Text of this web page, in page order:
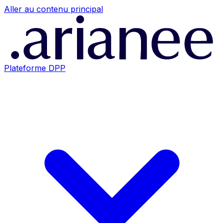
Aller au contenu principal
Plateforme DPP